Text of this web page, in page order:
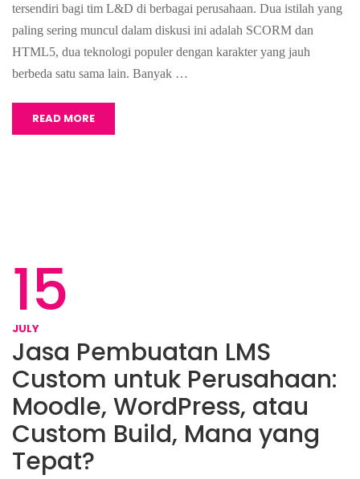
tersendiri bagi tim L&D di berbagai perusahaan. Dua istilah yang
paling sering muncul dalam diskusi ini adalah SCORM dan
HTML5, dua teknologi populer dengan karakter yang jauh
berbeda satu sama lain. Banyak …
READ MORE
15
JULY
Jasa Pembuatan LMS
Custom untuk Perusahaan:
Moodle, WordPress, atau
Custom Build, Mana yang
Tepat?